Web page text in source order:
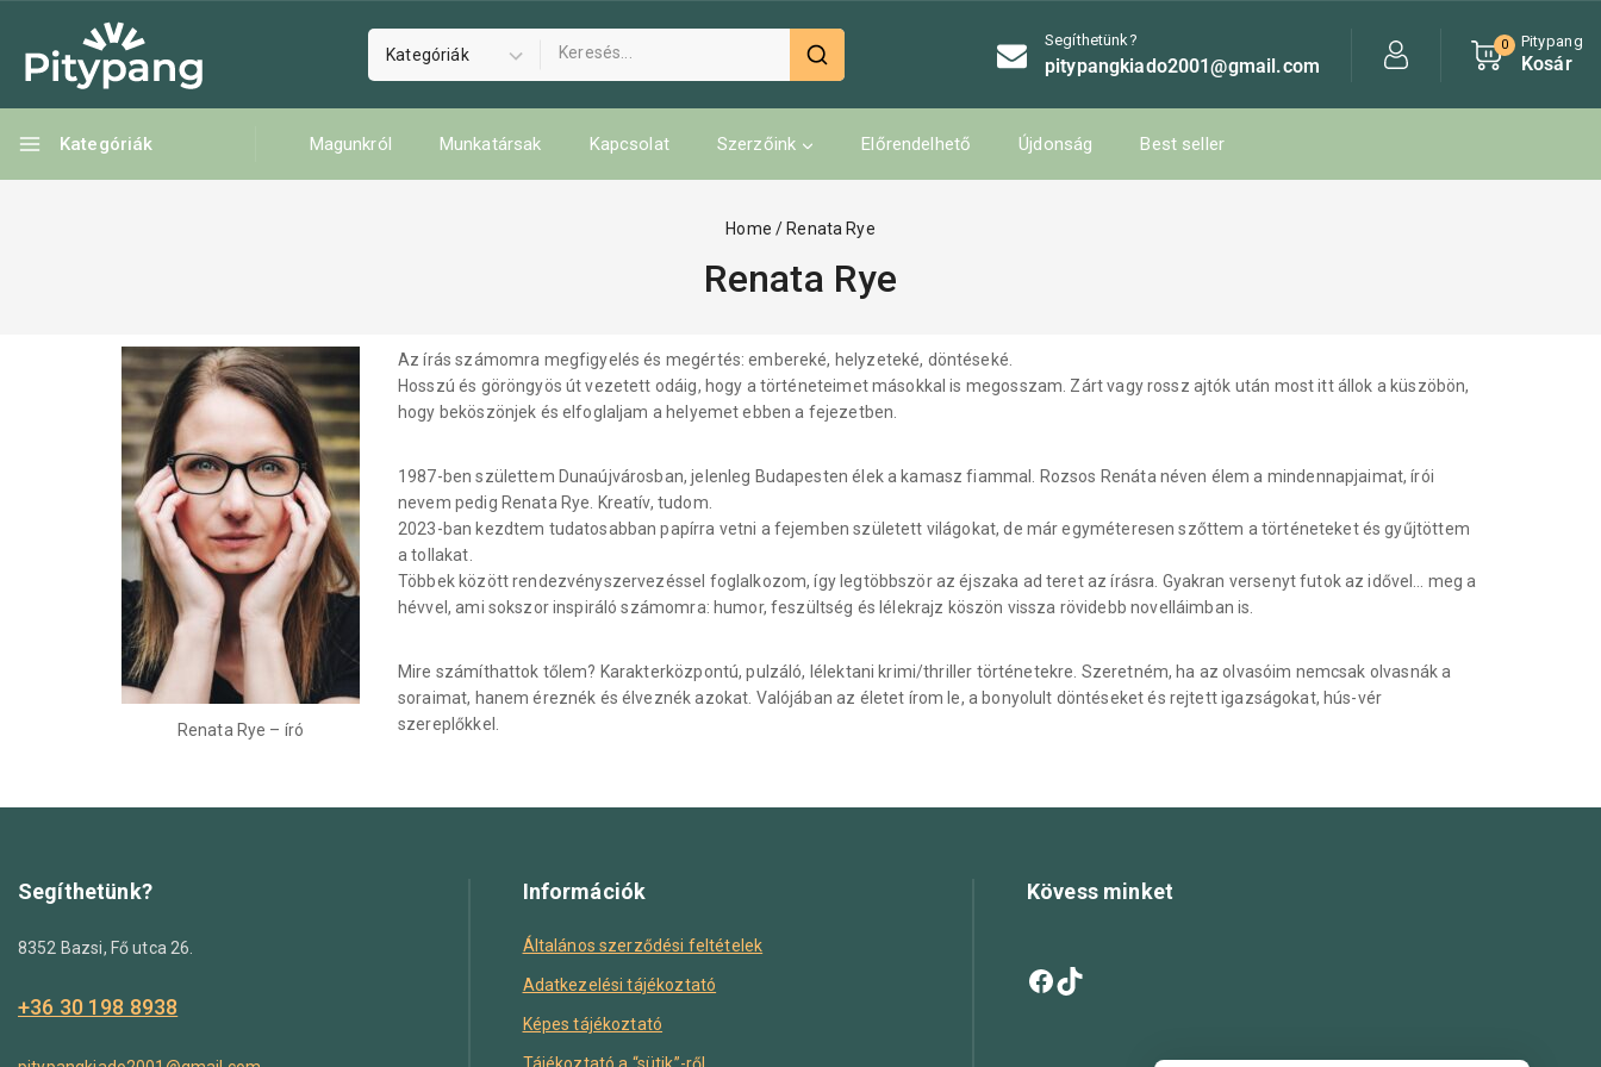
Segíthetünk?
pitypangkiado2001@gmail.com
0 Pitypang
Kosár
Kategóriák Magunkról Munkatársak Kapcsolat Szerzőink Előrendelhető Újdonság Best seller
Home / Renata Rye
Renata Rye
Renata Rye – író
Az írás számomra megfigyelés és megértés: embereké, helyzeteké, döntéseké.
Hosszú és göröngyös út vezetett odáig, hogy a történeteimet másokkal is megosszam. Zárt vagy rossz ajtók után most itt állok a küszöbön,
hogy beköszönjek és elfoglaljam a helyemet ebben a fejezetben.
1987-ben születtem Dunaújvárosban, jelenleg Budapesten élek a kamasz fiammal. Rozsos Renáta néven élem a mindennapjaimat, írói
nevem pedig Renata Rye. Kreatív, tudom.
2023-ban kezdtem tudatosabban papírra vetni a fejemben született világokat, de már egyméteresen szőttem a történeteket és gyűjtöttem
a tollakat.
Többek között rendezvényszervezéssel foglalkozom, így legtöbbször az éjszaka ad teret az írásra. Gyakran versenyt futok az idővel… meg a
hévvel, ami sokszor inspiráló számomra: humor, feszültség és lélekrajz köszön vissza rövidebb novelláimban is.
Mire számíthattok tőlem? Karakterközpontú, pulzáló, lélektani krimi/thriller történetekre. Szeretném, ha az olvasóim nemcsak olvasnák a
soraimat, hanem éreznék és élveznék azokat. Valójában az életet írom le, a bonyolult döntéseket és rejtett igazságokat, hús-vér
szereplőkkel.
Segíthetünk?
8352 Bazsi, Fő utca 26.
+36 30 198 8938
Információk
Általános szerződési feltételek
Adatkezelési tájékoztató
Képes tájékoztató
Kövess minket